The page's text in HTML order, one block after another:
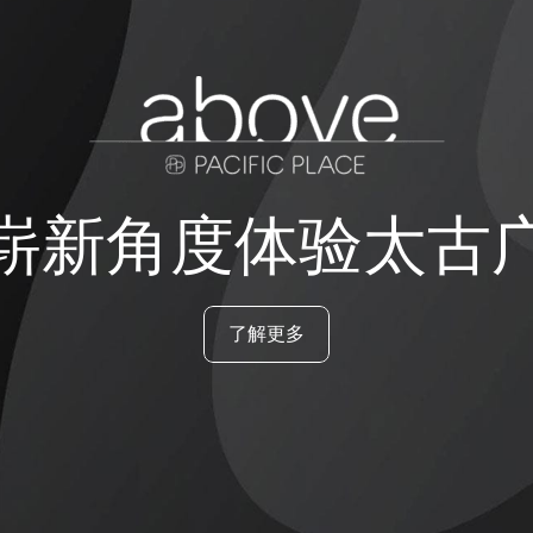
新角度体验太古
了解更多